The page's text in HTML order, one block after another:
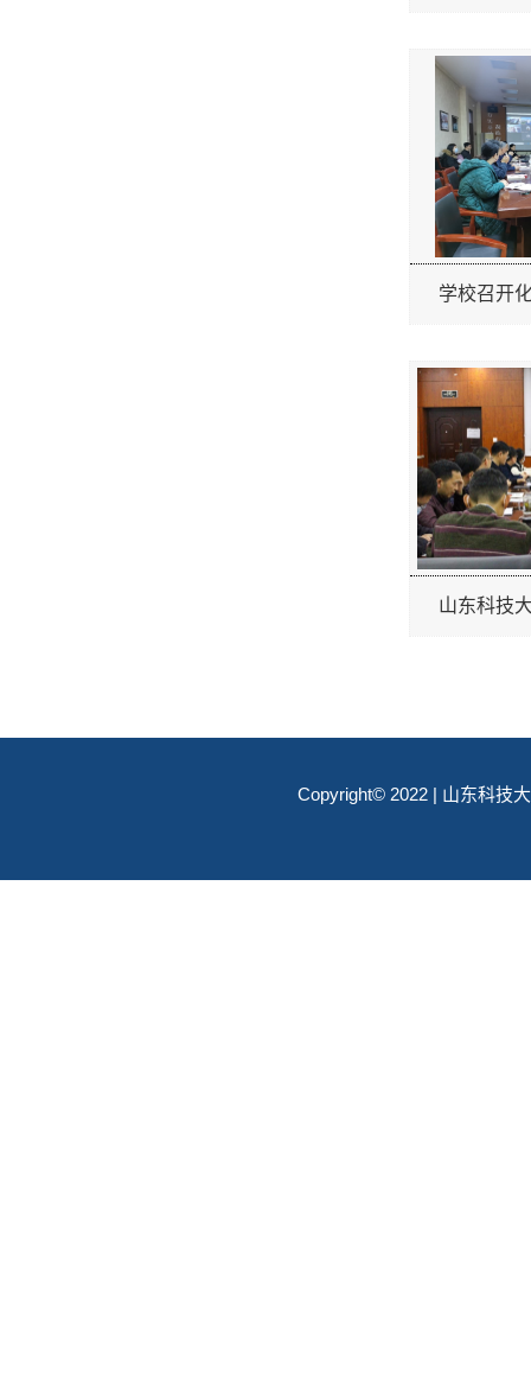
学校召开
山东科技
Copyright© 2022 | 山东科技